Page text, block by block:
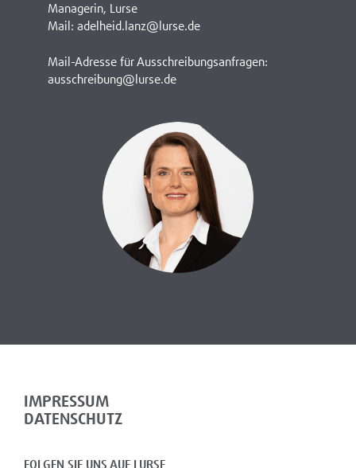
Managerin, Lurse
Mail: adelheid.lanz@lurse.de
Mail-Adresse für Ausschreibungsanfragen:
ausschreibung@lurse.de
IMPRESSUM
DATENSCHUTZ
FOLGEN SIE UNS AUF LURSE